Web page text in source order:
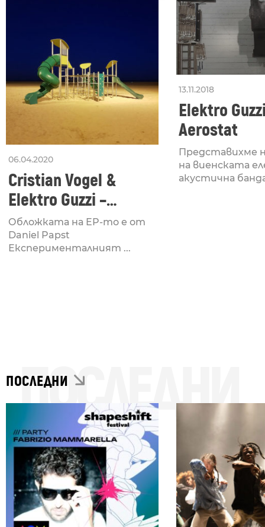
06.04.2020
Cristian Vogel &
Elektro Guzzi –
Cosmic Heat
Обложката на EP-то е от
Daniel Papst
Експерименталният ...
13.11.2018
Elektro
Aerostat
Представихме
на виенската
акустична
ПОСЛЕДНИ
ПОСЛЕДНИ